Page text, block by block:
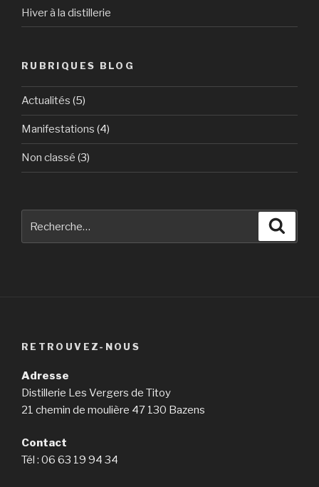
Hiver à la distillerie
RUBRIQUES BLOG
Actualités (5)
Manifestations (4)
Non classé (3)
RETROUVEZ-NOUS
Adresse
Distillerie Les Vergers de Titoy
21 chemin de moulière 47 130 Bazens
Contact
Tél : 06 63 19 94 34